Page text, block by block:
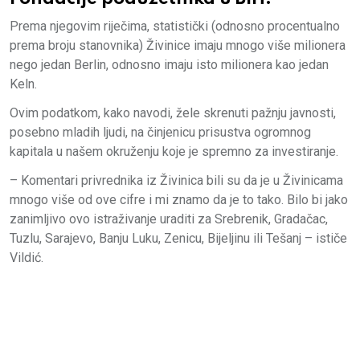
Prema njegovim riječima, statistički (odnosno procentualno
prema broju stanovnika) Živinice imaju mnogo više milionera
nego jedan Berlin, odnosno imaju isto milionera kao jedan
Keln.
Ovim podatkom, kako navodi, žele skrenuti pažnju javnosti,
posebno mladih ljudi, na činjenicu prisustva ogromnog
kapitala u našem okruženju koje je spremno za investiranje.
– Komentari privrednika iz Živinica bili su da je u Živinicama
mnogo više od ove cifre i mi znamo da je to tako. Bilo bi jako
zanimljivo ovo istraživanje uraditi za Srebrenik, Gradačac,
Tuzlu, Sarajevo, Banju Luku, Zenicu, Bijeljinu ili Tešanj – ističe
Vildić.